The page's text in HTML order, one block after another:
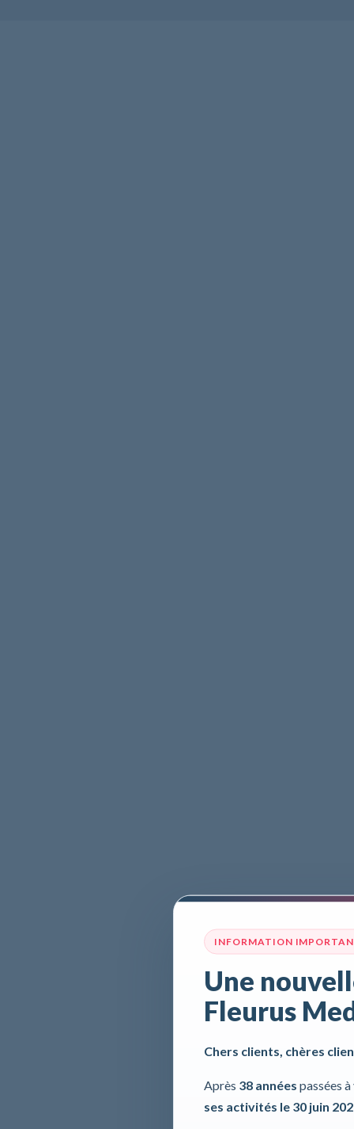
INFORMATION
Une
Fleurus
Chers clients, chères
Après 38 années passées
ses activités le 30 juin